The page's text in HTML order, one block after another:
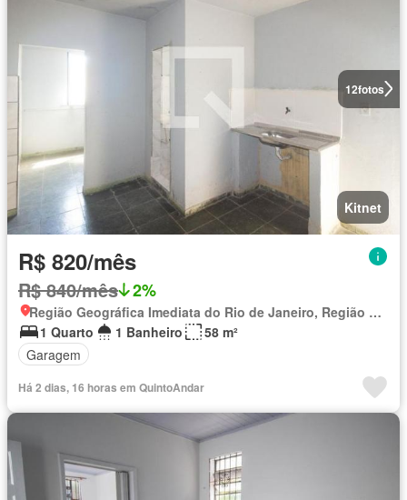
12fotos
Kitnet
R$ 820/mês
R$ 840/mês 2%
Região Geográfica Imediata do Rio de Janeiro, Região Metropolitana do Rio de Janeiro
1 Quarto
1 Banheiro
58 m²
Garagem
Há 2 dias, 16 horas em QuintoAndar